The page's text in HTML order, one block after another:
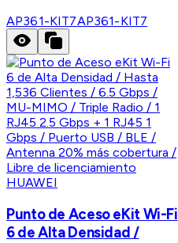
AP361-KIT7AP361-KIT7
HUAWEI
Punto de Aceso eKit Wi-Fi
6 de Alta Densidad /